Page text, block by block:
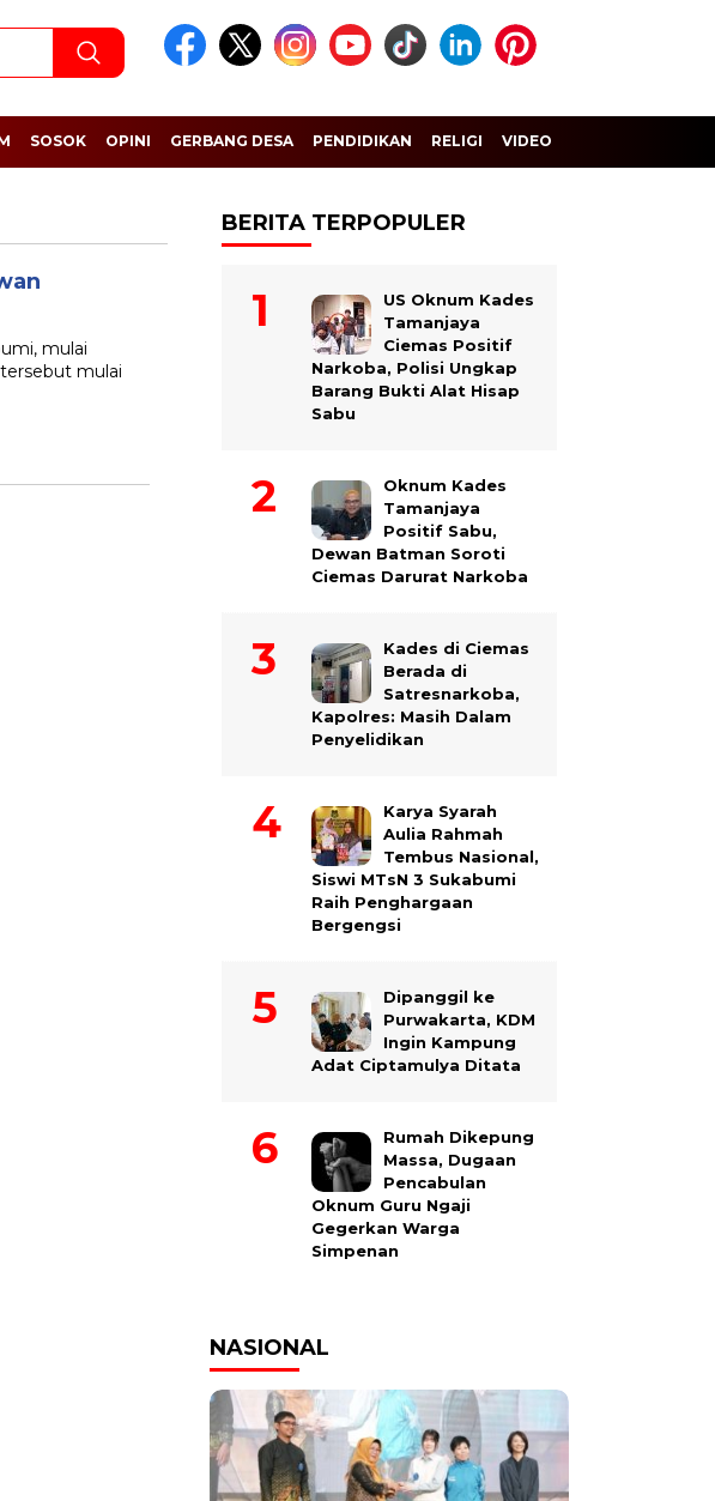
SOSOK OPINI GERBANG DESA PENDIDIKAN RELIGI VIDEO
mulai
mulai
BERITA TERPOPULER
US Oknum Kades
Tamanjaya
Ciemas Positif
Narkoba, Polisi Ungkap
Barang Bukti Alat Hisap
Sabu
Oknum Kades
Tamanjaya
Positif Sabu,
Dewan Batman Soroti
Ciemas Darurat Narkoba
Kades di Ciemas
Berada di
Satresnarkoba,
Kapolres: Masih Dalam
Penyelidikan
Karya Syarah
Aulia Rahmah
Tembus Nasional,
Siswi MTsN 3 Sukabumi
Raih Penghargaan
Bergengsi
Dipanggil ke
Purwakarta, KDM
Ingin Kampung
Adat Ciptamulya Ditata
Rumah Dikepung
Massa, Dugaan
Pencabulan
Oknum Guru Ngaji
Gegerkan Warga
Simpenan
NASIONAL